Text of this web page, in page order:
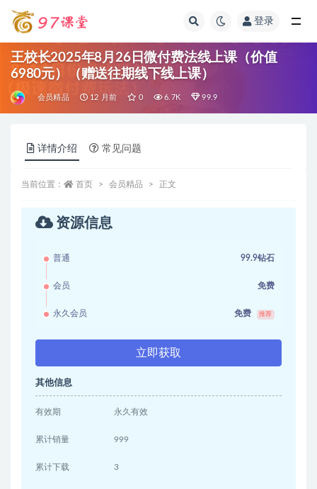
登录
王校长2025年8月26日微付费法线上课（价值
6980元）（赠送往期线下线上课）
会员精品 12 月前 0 6.7K 99.9
详情介绍 常见问题
当前位置： 首页 会员精品 正文
资源信息
普通 99.9钻石
会员 免费
永久会员 免费 推荐
立即获取
其他信息
有效期 永久有效
累计销量 999
累计下载 3